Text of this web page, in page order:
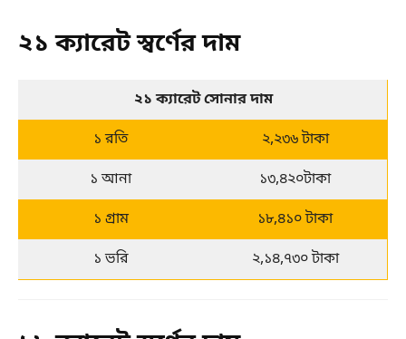
২১ ক্যারেট স্বর্ণের দাম
২১ ক্যারেট সোনার দাম
১ রতি
২,২৩৬ টাকা
১ আনা
১৩,৪২০টাকা
১ গ্রাম
১৮,৪১০ টাকা
১ ভরি
২,১৪,৭৩০ টাকা